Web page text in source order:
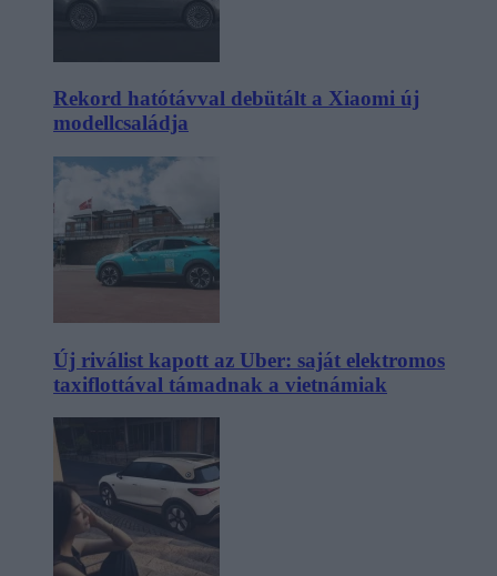
Rekord hatótávval debütált a Xiaomi új
modellcsaládja
Új riválist kapott az Uber: saját elektromos
taxiflottával támadnak a vietnámiak